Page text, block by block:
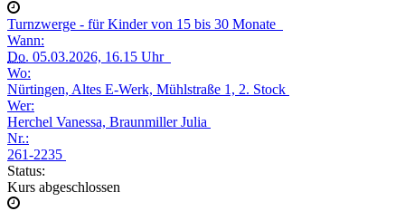
Turnzwerge - für Kinder von 15 bis 30 Monate
Wann:
Do. 05.03.2026, 16.15 Uhr
Wo:
Nürtingen, Altes E-Werk, Mühlstraße 1, 2. Stock
Wer:
Herchel Vanessa, Braunmiller Julia
Nr.:
261-2235
Status:
Kurs abgeschlossen